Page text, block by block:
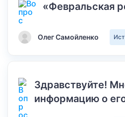
«Февральская
Олег Самойленко
Здравствуйте!
информацию о